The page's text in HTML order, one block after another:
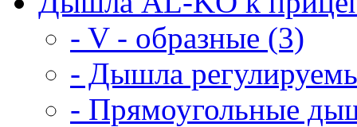
- V - образные (3)
- Дышла
- Прямоугольные